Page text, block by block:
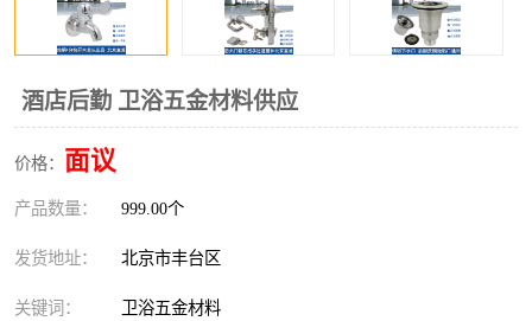
酒店后勤 卫浴五金材料供应
价格： 面议
产品数量： 999.00个
发货地址： 北京市丰台区
关键词： 卫浴五金材料